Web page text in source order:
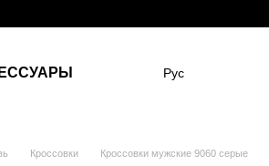
Рус
Кроссовки Кроссовки мужские 9060 серые